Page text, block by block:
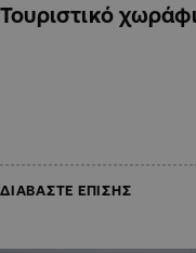
Τουριστικό
ΔΙΑΒΑΣΤΕ ΕΠΙΣΗΣ